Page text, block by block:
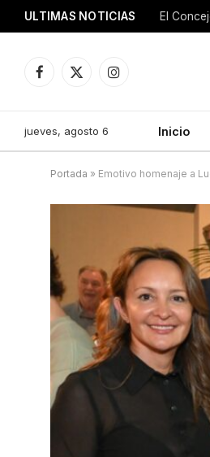
ULTIMAS NOTICIAS El
Facebook
X
Instagram
jueves, agosto 6 Inicio
Portada » Emotivo homenaje a